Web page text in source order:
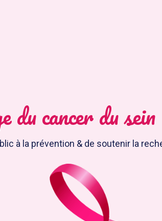
cancer du sein
à la prévention & de soutenir la